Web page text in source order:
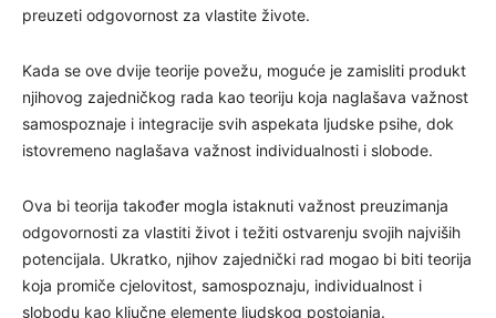
preuzeti odgovornost za vlastite živote.
Kada se ove dvije teorije povežu, moguće je zamisliti produkt
njihovog zajedničkog rada kao teoriju koja naglašava važnost
samospoznaje i integracije svih aspekata ljudske psihe, dok
istovremeno naglašava važnost individualnosti i slobode.
Ova bi teorija također mogla istaknuti važnost preuzimanja
odgovornosti za vlastiti život i težiti ostvarenju svojih najviših
potencijala. Ukratko, njihov zajednički rad mogao bi biti teorija
koja promiče cjelovitost, samospoznaju, individualnost i
slobodu kao ključne elemente ljudskog postojanja.